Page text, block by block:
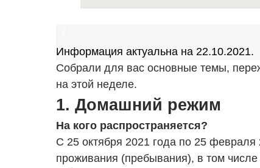
Информация актуальна на 22.10.2021.
Собрали для вас основные темы,
на этой неделе.
1. Домашний режим
На кого распространяется?
С 25 октября 2021 года по 25 февраля
проживания (пребывания), в том